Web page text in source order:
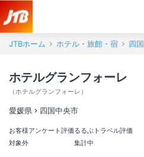
JTBホーム ホテル・旅館・宿 四国
ホテルグランフォーレ
（ホテルグランフォーレ ）
愛媛県 四国中央市
お客様アンケート評価
対象外
るるぶトラベル評価
集計中